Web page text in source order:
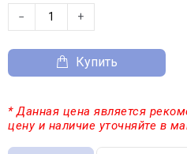
− +
Купить
* Данная цена является
цену и наличие уточняйте в